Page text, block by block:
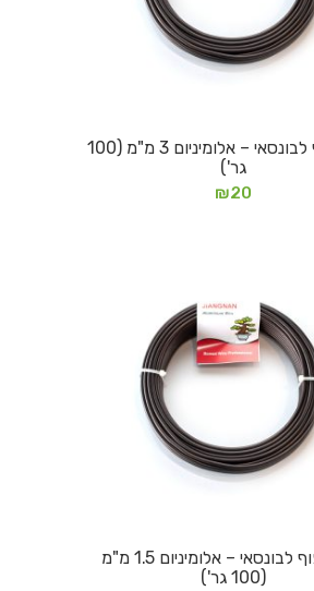
הוספה לסל
חוט ליפוף לבונסאי – אלומיניום 3 מ"מ (100
גר')
₪20
מידע נוסף
חוט ליפוף לבונסאי – אלומיניום 1.5 מ"מ
(100 גר')